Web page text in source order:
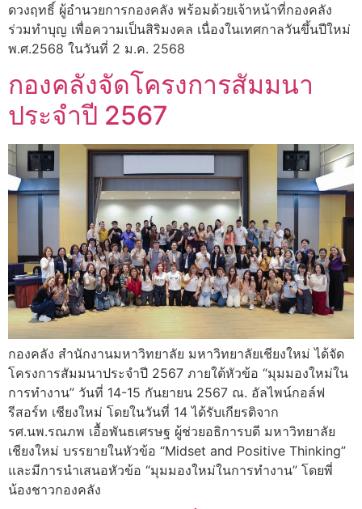
ดวงฤทธิ์ ผู้อำนวยการกองคลัง พร้อมด้วยเจ้าหน้าที่กองคลัง
ร่วมทำบุญ เพื่อความเป็นสิริมงคล เนื่องในเทศกาลวันขึ้นปีใหม่
พ.ศ.2568 ในวันที่ 2 ม.ค. 2568
กองคลังจัดโครงการสัมมนา
ประจำปี 2567
กองคลัง สำนักงานมหาวิทยาลัย มหาวิทยาลัยเชียงใหม่ ได้จัด
โครงการสัมมนาประจำปี 2567 ภายใต้หัวข้อ “มุมมองใหม่ใน
การทำงาน” วันที่ 14-15 กันยายน 2567 ณ. อัลไพน์กอล์ฟ
รีสอร์ท เชียงใหม่ โดยในวันที่ 14 ได้รับเกียรติจาก
รศ.นพ.รณภพ เอื้อพันธเศรษฐ ผู้ช่วยอธิการบดี มหาวิทยาลัย
เชียงใหม่ บรรยายในหัวข้อ “Midset and Positive Thinking”
และมีการนำเสนอหัวข้อ “มุมมองใหม่ในการทำงาน” โดยพี่
น้องชาวกองคลัง